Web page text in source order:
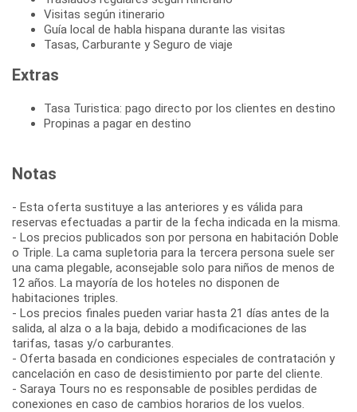
Visitas según itinerario
Guía local de habla hispana durante las visitas
Tasas, Carburante y Seguro de viaje
Extras
Tasa Turistica: pago directo por los clientes en destino
Propinas a pagar en destino
Notas
- Esta oferta sustituye a las anteriores y es válida para
reservas efectuadas a partir de la fecha indicada en la misma.
- Los precios publicados son por persona en habitación Doble
o Triple. La cama supletoria para la tercera persona suele ser
una cama plegable, aconsejable solo para niños de menos de
12 años. La mayoría de los hoteles no disponen de
habitaciones triples.
- Los precios finales pueden variar hasta 21 días antes de la
salida, al alza o a la baja, debido a modificaciones de las
tarifas, tasas y/o carburantes.
- Oferta basada en condiciones especiales de contratación y
cancelación en caso de desistimiento por parte del cliente.
- Saraya Tours no es responsable de posibles perdidas de
conexiones en caso de cambios horarios de los vuelos.